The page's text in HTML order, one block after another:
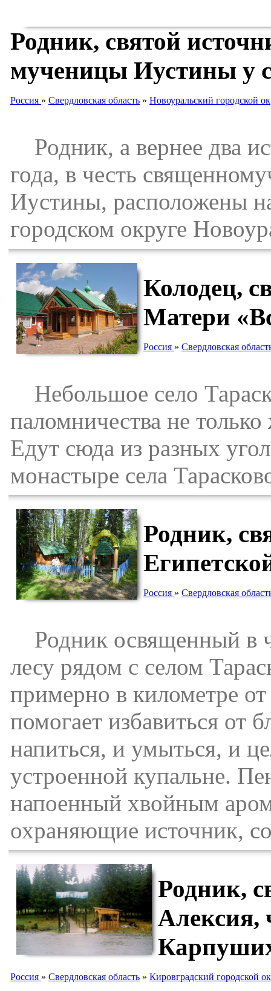
Родник, святой
мученицы Иустины у
Россия » Свердловская область » Новоуральский городской
Родник, а вернее два
года, в честь
Иустины, расположены
городском округе
Колодец,
Матери
Россия » Свердловская
Небольшое село
паломничества не
Едут сюда из разных
монастыре села
Родник,
Россия » Свердловская
Родник освященный в
лесу рядом с селом
примерно в километре
помогает избавиться от
напиться, и умыться, и
устроенной купальне.
напоенный хвойным
охраняющие источник,
Родник,
Алексия,
Россия » Свердловская область » Кировградский городской